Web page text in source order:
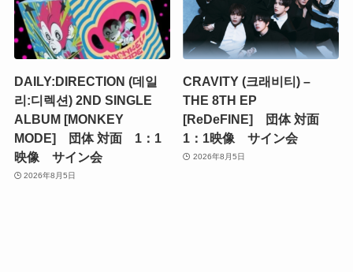
DAILY:DIRECTION (데일
리:디렉션) 2ND SINGLE
ALBUM [MONKEY
MODE] 団体 対面 1：1
映像 サイン会
2026年8月5日
CRAVITY (크래비티) –
THE 8TH EP
[ReDeFINE] 団体 対面
1：1映像 サイン会
2026年8月5日